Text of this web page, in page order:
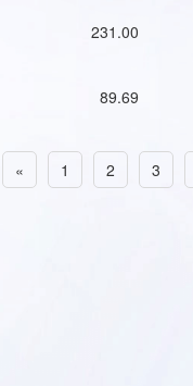
231.00
89.69
« 1 2 3